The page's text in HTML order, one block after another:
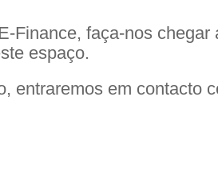
Finance, faça-nos chegar
espaço.
entraremos em contacto